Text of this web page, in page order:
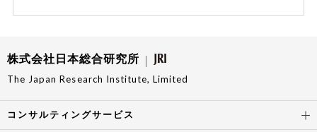
株式会社日本総合研究所
The Japan Research Institute, Limited
コンサルティングサービス